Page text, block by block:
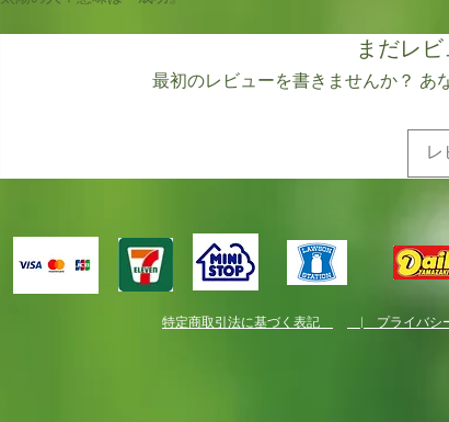
まだレ
最初のレビューを書きませんか？ あ
特定商取引法に基づく表記 | プライバシ